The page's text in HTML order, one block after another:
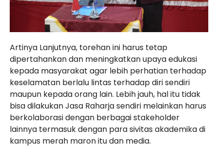
Artinya Lanjutnya, torehan ini harus tetap
dipertahankan dan meningkatkan upaya edukasi
kepada masyarakat agar lebih perhatian terhadap
keselamatan berlalu lintas terhadap diri sendiri
maupun kepada orang lain. Lebih jauh, hal itu tidak
bisa dilakukan Jasa Raharja sendiri melainkan harus
berkolaborasi dengan berbagai stakeholder
lainnya termasuk dengan para sivitas akademika di
kampus merah maron itu dan media.